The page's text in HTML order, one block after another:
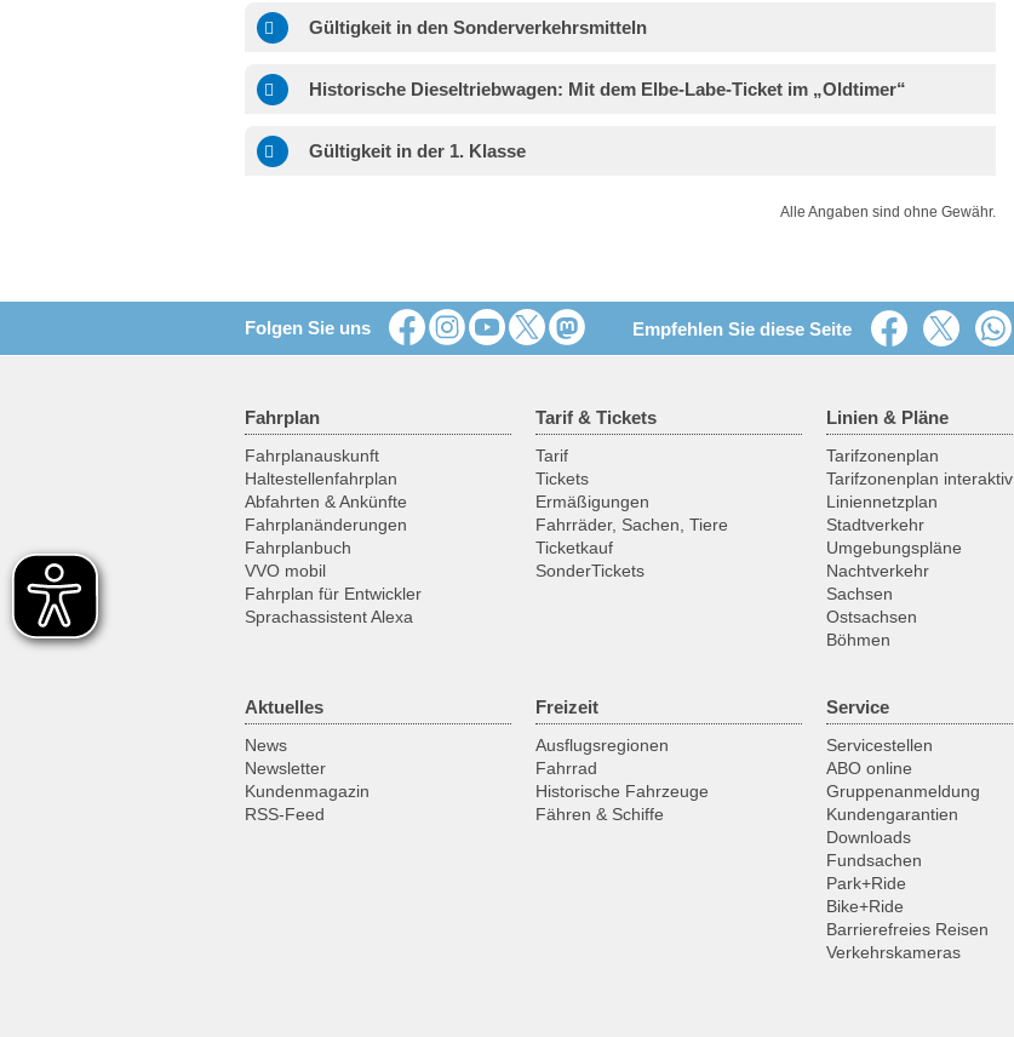
Gültigkeit in den Sonderverkehrsmitteln
Historische Dieseltriebwagen: Mit dem Elbe-Labe-Ticket im „Oldtimer“
Gültigkeit in der 1. Klasse
Alle Angaben sind ohne Gewähr.
Folgen Sie uns Empfehlen Sie diese Seite
Fahrplan
Fahrplanauskunft
Haltestellenfahrplan
Abfahrten & Ankünfte
Fahrplanänderungen
Fahrplanbuch
VVO mobil
Fahrplan für Entwickler
Sprachassistent Alexa
Tarif & Tickets
Tarif
Tickets
Ermäßigungen
Fahrräder, Sachen, Tiere
Ticketkauf
SonderTickets
Linien & Pläne
Tarifzonenplan
Tarifzonenplan interaktiv
Liniennetzplan
Stadtverkehr
Umgebungspläne
Nachtverkehr
Sachsen
Ostsachsen
Böhmen
Aktuelles
News
Newsletter
Kundenmagazin
RSS-Feed
Freizeit
Ausflugsregionen
Fahrrad
Historische Fahrzeuge
Fähren & Schiffe
Service
Servicestellen
ABO online
Gruppenanmeldung
Kundengarantien
Downloads
Fundsachen
Park+Ride
Bike+Ride
Barrierefreies Reisen
Verkehrskameras